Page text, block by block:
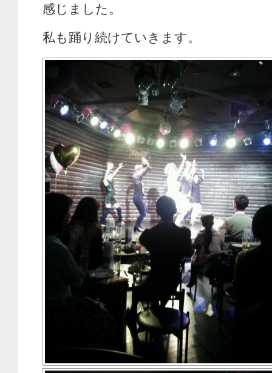
感じました。
私も踊り続けていきます。